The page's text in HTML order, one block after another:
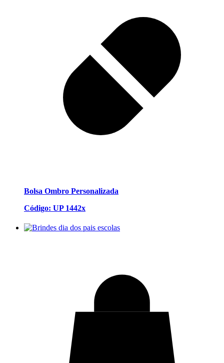
Bolsa Ombro Personalizada
Código: UP 1442x